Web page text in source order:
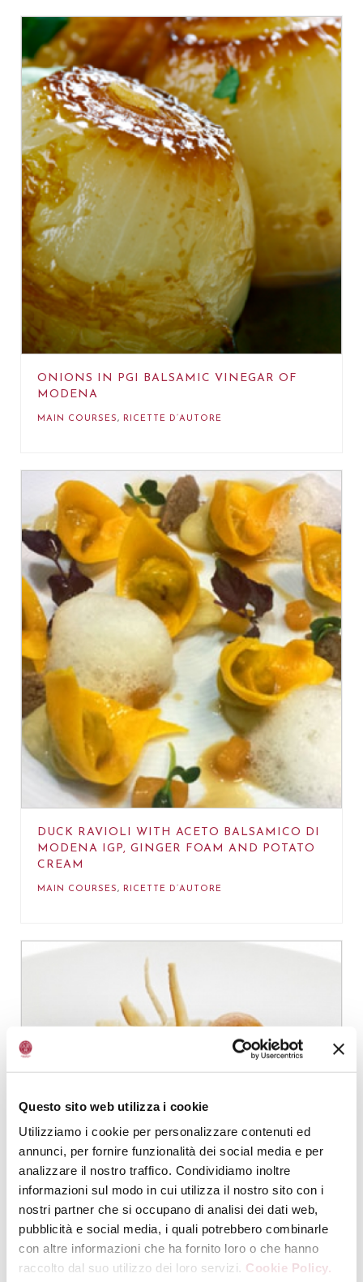
Questo sito web utilizza i cookie
Utilizziamo i cookie per personalizzare contenuti ed
annunci, per fornire funzionalità dei social media e per
analizzare il nostro traffico. Condividiamo inoltre
informazioni sul modo in cui utilizza il nostro sito con i
nostri partner che si occupano di analisi dei dati web,
pubblicità e social media, i quali potrebbero combinarle
con altre informazioni che ha fornito loro o che hanno
raccolto dal suo utilizzo dei loro servizi. Cookie Policy.
ONIONS IN PGI BALSAMIC VINEGAR OF
MODENA
MAIN COURSES, RICETTE D’AUTORE
DUCK RAVIOLI WITH ACETO BALSAMICO DI
MODENA IGP, GINGER FOAM AND POTATO
CREAM
MAIN COURSES, RICETTE D’AUTORE